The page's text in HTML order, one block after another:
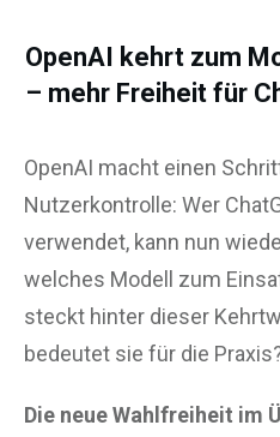
OpenAI kehrt zum
– mehr Freiheit für
OpenAI macht einen
Nutzerkontrolle: Wer
verwendet, kann nun
welches Modell zum
steckt hinter dieser
bedeutet sie für die
Die neue Wahlfreiheit im